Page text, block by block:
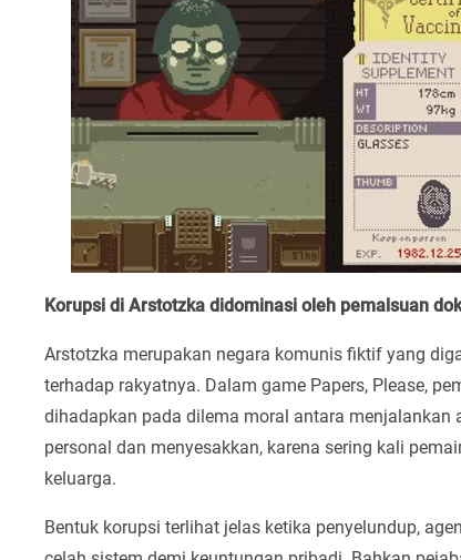
Korupsi di Arstotzka didominasi oleh pemalsuan
Arstotzka merupakan negara komunis fiktif yang
terhadap rakyatnya. Dalam game Papers, Please,
dihadapkan pada dilema moral antara
personal dan menyesakkan, karena sering kali
keluarga.
Bentuk korupsi terlihat jelas ketika penyelundup,